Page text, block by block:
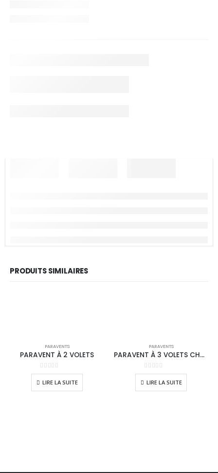
PRODUITS SIMILAIRES
PARAVENTS
PARAVENT À 2 VOLETS
0sur 5
LIRE LA SUITE
PARAVENTS
PARAVENT À 3 VOLETS CHROMÉ
0sur 5
LIRE LA SUITE